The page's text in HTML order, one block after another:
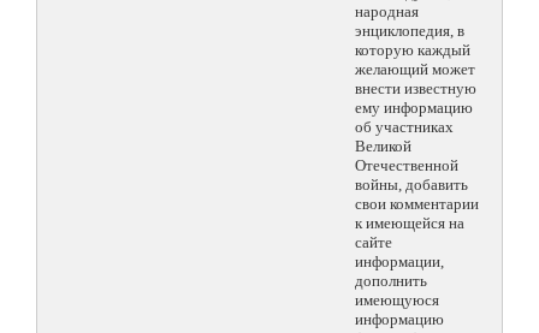
народная
энциклопедия, в
которую каждый
желающий может
внести известную
ему информацию
об участниках
Великой
Отечественной
войны, добавить
свои комментарии
к имеющейся на
сайте
информации,
дополнить
имеющуюся
информацию